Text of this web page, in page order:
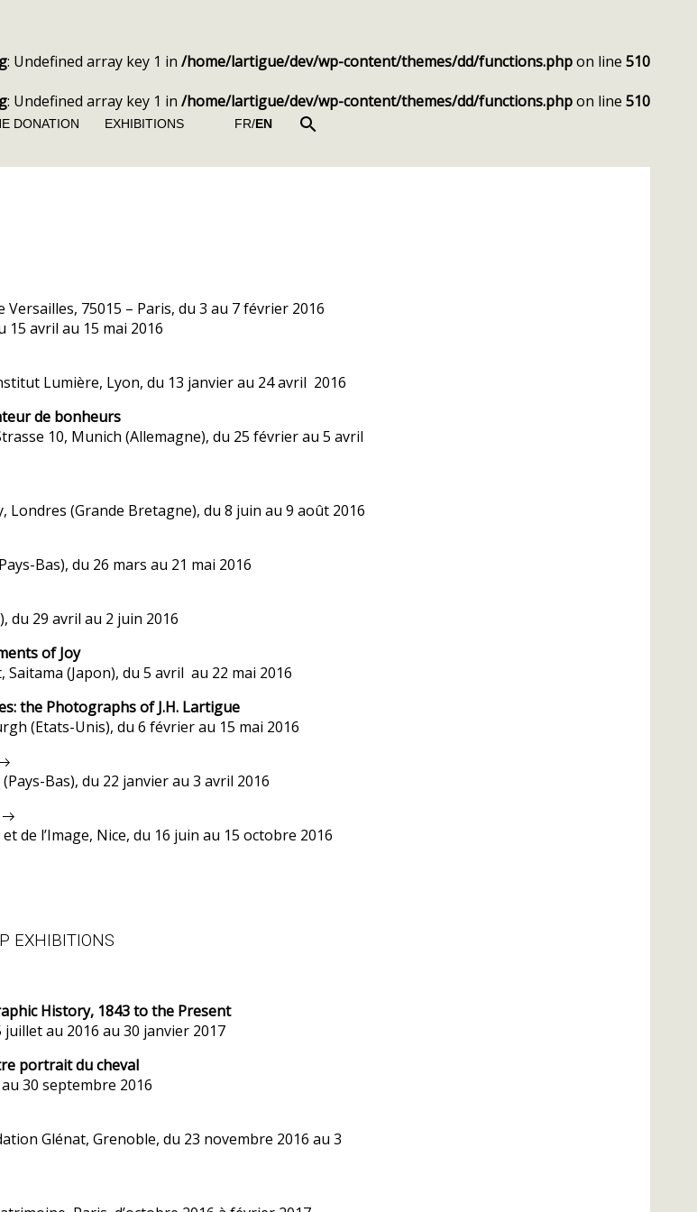
: Undefined array key 1 in /home/lartigue/dev/wp-content/themes/dd/functions.phpon line 510
: Undefined array key 1 in /home/lartigue/dev/wp-content/themes/dd/functions.phpon line 510
DONATION EXHIBITIONS FR/EN
75015 – Paris, du 3 au 7 février 2016
15 avril au 15 mai 2016
Lumière, Lyon, du 13 janvier au 24 avril 2016
de bonheurs
10, Munich (Allemagne), du 25 février au 5 avril
Londres (Grande Bretagne), du 8 juin au 9 août 2016
Bas), du 26 mars au 21 mai 2016
du 29 avril au 2 juin 2016
of Joy
(Japon), du 5 avril au 22 mai 2016
the Photographs of J.H. Lartigue
(Etats-Unis), du 6 février au 15 mai 2016
Bas), du 22 janvier au 3 avril 2016
de l’Image, Nice, du 16 juin au 15 octobre 2016
EXHIBITIONS
History, 1843 to the Present
au 2016 au 30 janvier 2017
portrait du cheval
30 septembre 2016
Glénat, Grenoble, du 23 novembre 2016 au 3